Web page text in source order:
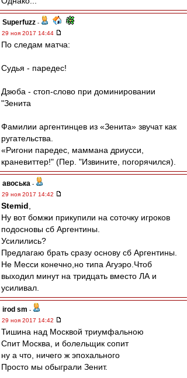
Superfuzz -
29 ноя 2017 14:44
По следам матча:
Судья - паредес!
Дзюба - стоп-слово при доминировании
"Зенита
Фамилии аргентинцев из «Зенита» звучат как
ругательства.
«Ригони паредес, маммана дриусси,
краневиттер!" (Пер. "Извините, погорячился).
авоська -
29 ноя 2017 14:42
Stemid
Ну вот бомжи прикупили на соточку игроков
подосновы сб Аргентины.
Усилились?
Предлагаю брать сразу основу сб Аргентины.
Не Месси конечно,но типа Агуэро.Чтоб
выходил минут на тридцать вместо ЛА и
усиливал.
irod sm -
29 ноя 2017 14:42
Тишина над Москвой триумфальною
Спит Москва, и болельщик сопит
ну а что, ничего ж эпохального
Просто мы обыграли Зенит.